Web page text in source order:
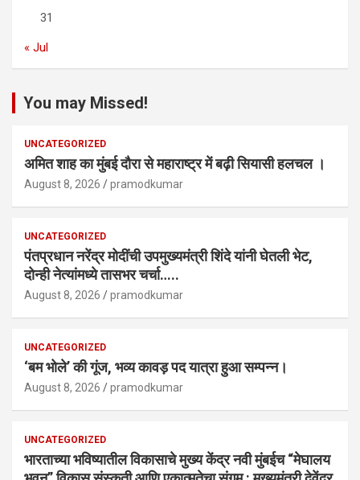
31
« Jul
You may Missed!
UNCATEGORIZED
अमित शाह का मुंबई दौरा से महाराष्ट्र में बढ़ी सियासी हलचल ।
August 8, 2026 pramodkumar
UNCATEGORIZED
पंतप्रधान नरेंद्र मोदींची उपमुख्यमंत्री शिंदे यांनी घेतली भेट,
दोन्ही नेत्यांमध्ये तासभर चर्चा…..
August 8, 2026 pramodkumar
UNCATEGORIZED
‘बम भोले’ की गूंज, भव्य कावड़ पद यात्रा हुआ सम्पन्न।
August 8, 2026 pramodkumar
UNCATEGORIZED
भारताच्या भविष्यातील विकासाचे मुख्य केंद्र नवी मुंबईच “मेघालय